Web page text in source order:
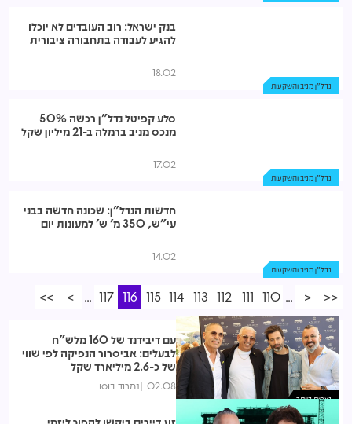
נדל"ן מניב והשקעות
בנק ישראל: רוב העובדים לא יוכלו
להגיע לעבודה בתחבורה ציבורית
18.02
נדל"ן מניב והשקעות
סלע קפיטל נדל"ן רכשה 50%
מנכס מניב ברמלה ב-21 מיליון שקל
17.02
נדל"ן מניב והשקעות
חדשות הנדל"ן: שכונה חדשה בבני
עי"ש, 350 מ' ש' למעונות יום
14.02
<<
<
...
110
111
112
113
114
115
116
117
...
>
>>
נצפות ביותר
עם דיבידנד של 160 מלש"ח
לבעלים: אביסרור הנפיקה לפי שווי
של כ-2.6 מיליארד שקל
02.08 נמרוד בוסו